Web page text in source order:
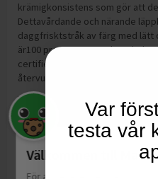
krämigkonsistens som gör att
Dettavårdande och närande
daggfrisktstråk av färg med lätt
är100 procent veganskt och den
certifieradeförpackningen
återvunnetmaterial (PCR).
Tillverkning:
Tyskland
Välkommen till
För att leverera en personlig
Var
testa vår